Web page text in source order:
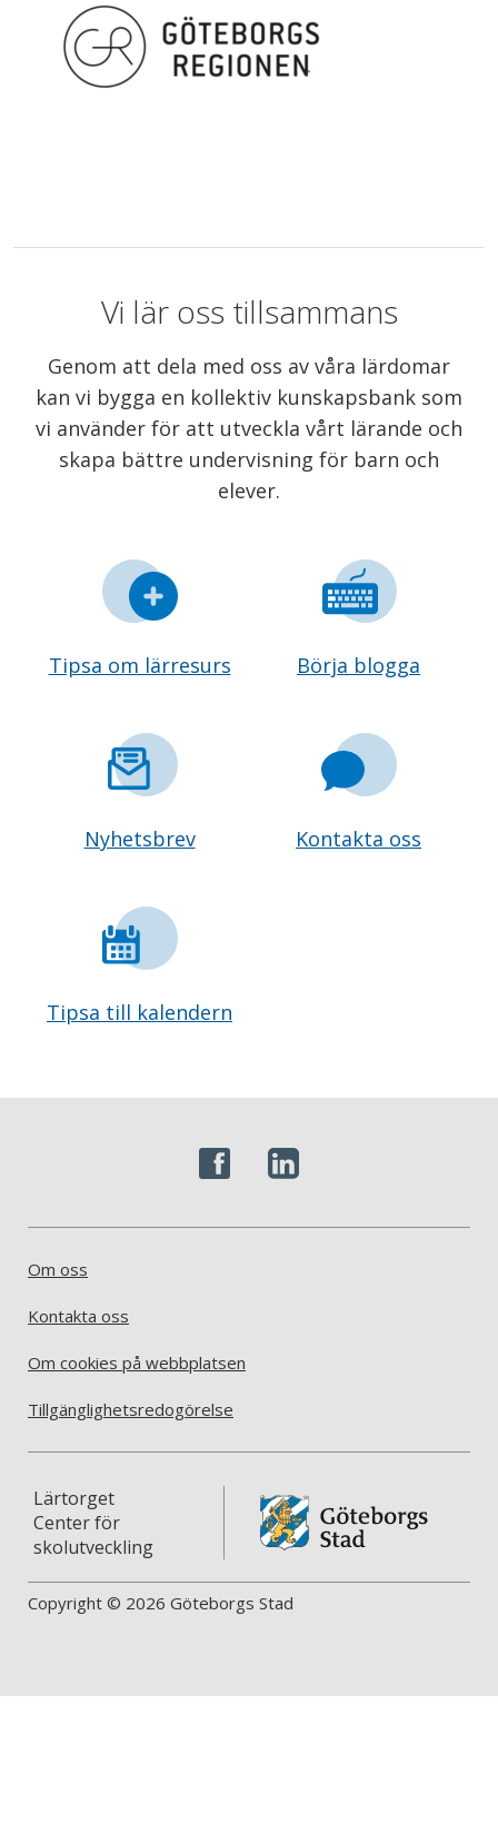
Vi lär oss tillsammans
Genom att dela med oss av våra lärdomar
kan vi bygga en kollektiv kunskapsbank som
vi använder för att utveckla vårt lärande och
skapa bättre undervisning för barn och
elever.
Tipsa om lärresurs Börja blogga
Nyhetsbrev Kontakta oss
Tipsa till kalendern
Om oss
Kontakta oss
Om cookies på webbplatsen
Tillgänglighetsredogörelse
Lärtorget
Center för
skolutveckling
Copyright © 2026 Göteborgs Stad